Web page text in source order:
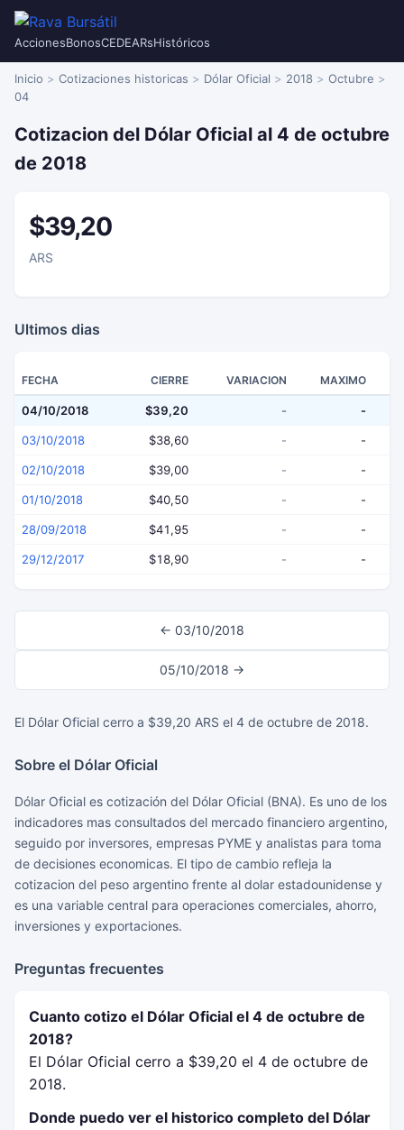
AccionesBonosCEDEARsHistóricos
Inicio Cotizaciones historicas Dólar Oficial 2018
Octubre
04
Cotizacion del Dólar Oficial al 4 de octubre
de 2018
$39,20
ARS
Ultimos dias
FECHA CIERRE VARIACION MAXIMO
04/10/2018 $39,20 - -
03/10/2018 $38,60 - -
02/10/2018 $39,00 - -
01/10/2018 $40,50 - -
28/09/2018 $41,95 - -
29/12/2017 $18,90 - -
← 03/10/2018
05/10/2018 →
El Dólar Oficial cerro a $39,20 ARS el 4 de octubre de 2018.
Sobre el Dólar Oficial
Dólar Oficial es cotización del Dólar Oficial (BNA). Es uno de los
indicadores mas consultados del mercado financiero argentino,
seguido por inversores, empresas PYME y analistas para toma
de decisiones economicas. El tipo de cambio refleja la
cotizacion del peso argentino frente al dolar estadounidense y
es una variable central para operaciones comerciales, ahorro,
inversiones y exportaciones.
Preguntas frecuentes
Cuanto cotizo el Dólar Oficial el 4 de octubre de
2018?
El Dólar Oficial cerro a $39,20 el 4 de octubre de
2018.
Donde puedo ver el historico completo del Dólar